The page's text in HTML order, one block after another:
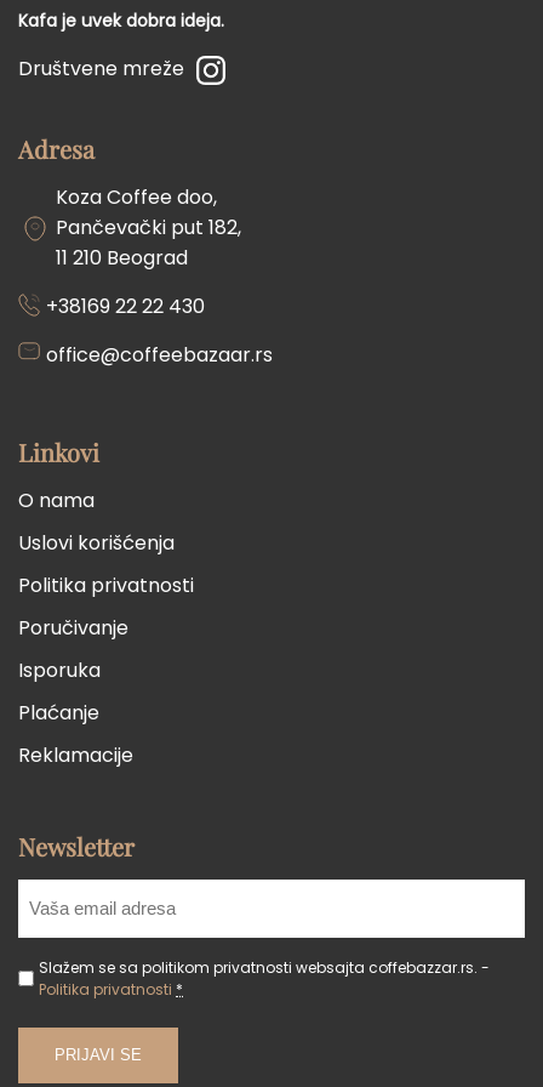
Kafa je uvek dobra ideja.
Društvene mreže
Adresa
Koza Coffee doo,
Pančevački put 182,
11 210 Beograd
+38169 22 22 430
office@coffeebazaar.rs
Linkovi
O nama
Uslovi korišćenja
Politika privatnosti
Poručivanje
Isporuka
Plaćanje
Reklamacije
Newsletter
Slažem se sa politikom privatnosti websajta coffebazzar.rs. -
Politika privatnosti *